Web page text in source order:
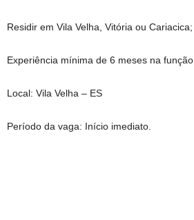
Residir em Vila Velha, Vitória ou Cariacica;
Experiência mínima de 6 meses na função.
Local: Vila Velha – ES
Período da vaga: Início imediato.